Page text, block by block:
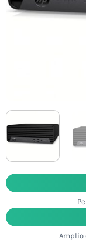
Amplio